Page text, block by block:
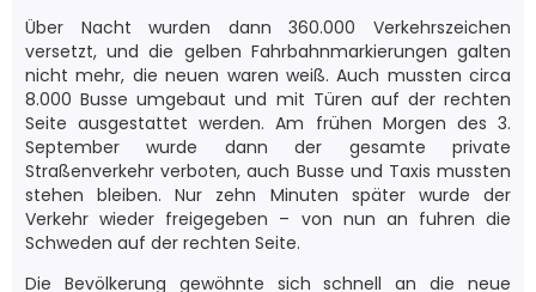
Über Nacht wurden dann 360.000 Verkehrszeichen
versetzt, und die gelben Fahrbahnmarkierungen galten
nicht mehr, die neuen waren weiß. Auch mussten circa
8.000 Busse umgebaut und mit Türen auf der rechten
Seite ausgestattet werden. Am frühen Morgen des 3.
September wurde dann der gesamte private
Straßenverkehr verboten, auch Busse und Taxis mussten
stehen bleiben. Nur zehn Minuten später wurde der
Verkehr wieder freigegeben – von nun an fuhren die
Schweden auf der rechten Seite.
Die Bevölkerung gewöhnte sich schnell an die neue